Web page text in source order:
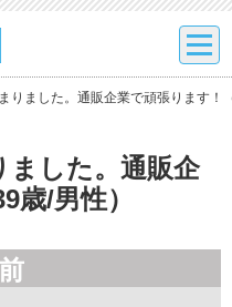
りました。通販企業で頑張ります！
ました。通販企
歳/男性）